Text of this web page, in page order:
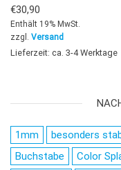
€30,90
Enthält 19% MwSt.
zzgl. Versand
Lieferzeit: ca. 3-4 Werktage
1mm besonders
Buchstabe
Color